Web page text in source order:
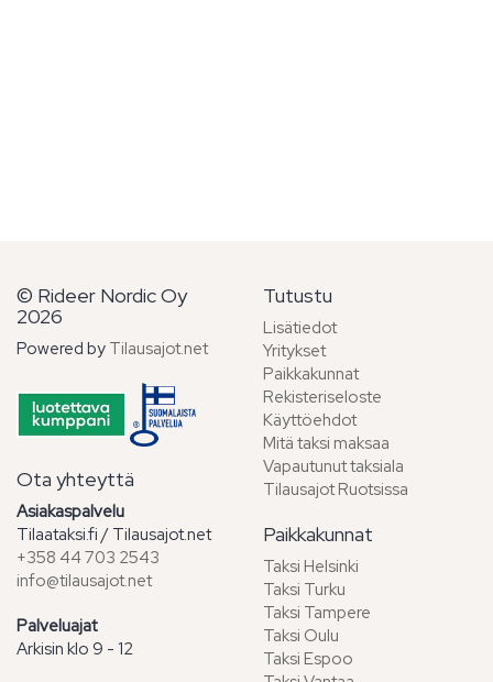
© Rideer Nordic Oy
2026
Powered by Tilausajot.net
Ota yhteyttä
Asiakaspalvelu
Tilaataksi.fi / Tilausajot.net
+358 44 703 2543
info@tilausajot.net
Palveluajat
Arkisin klo 9 - 12
Tutustu
Lisätiedot
Yritykset
Paikkakunnat
Rekisteriseloste
Käyttöehdot
Mitä taksi maksaa
Vapautunut taksiala
Tilausajot Ruotsissa
Paikkakunnat
Taksi Helsinki
Taksi Turku
Taksi Tampere
Taksi Oulu
Taksi Espoo